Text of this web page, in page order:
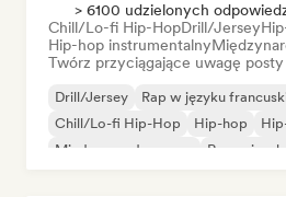
> 6100 udzielonych
Chill/Lo-fi Hip-HopDrill/Jersey
Hip-hop instrumentalny
Twórz przyciągające uwagę
Drill/Jersey Rap w języku
Chill/Lo-fi Hip-Hop
Hip-hop
Międzynarodowy rap
Rap w